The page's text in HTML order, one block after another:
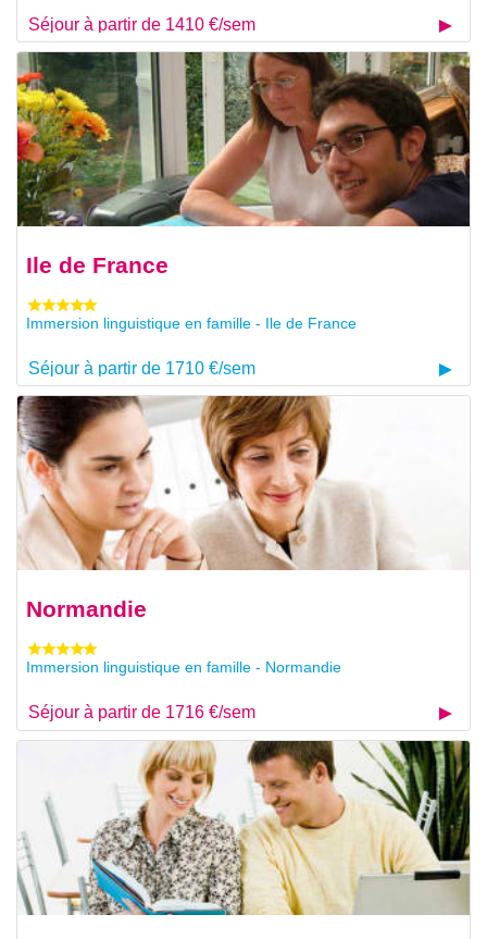
Séjour à partir de 1410 €/sem
Ile de France
Immersion linguistique en famille - Ile de France
Séjour à partir de 1710 €/sem
Normandie
Immersion linguistique en famille - Normandie
Séjour à partir de 1716 €/sem